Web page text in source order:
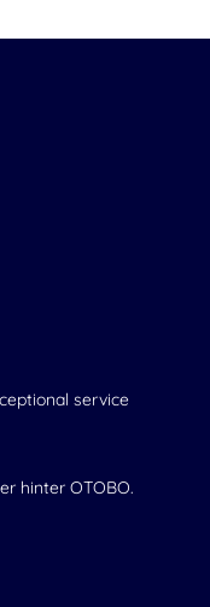
service
hinter OTOBO.